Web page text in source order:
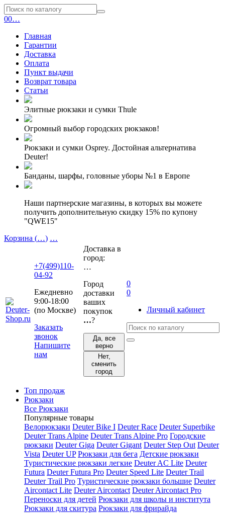
00…
Главная
Гарантии
Доставка
Оплата
Пункт выдачи
Возврат товара
Статьи
Элитные рюкзаки и сумки Thule
Огромный выбор городских рюкзаков!
Рюкзаки и сумки Osprey. Достойная альтернатива
Deuter!
Банданы, шарфы, головные уборы №1 в Европе
Наши партнерские магазины, в которых вы можете
получить дополнительную скидку 15% по купону
"QWE15"
Корзина (…) …
+7(499)110-
04-92
Ежедневно
9:00-18:00
(по Москве)
Заказать
звонок
Напишите
нам
Доставка в
город:
…
Город
доставки
ваших
покупок
…?
Да, все
верно
Нет,
сменить
город
0
0
Личный кабинет
Топ продаж
Рюкзаки
Все Рюкзаки
Популярные товары
Велорюкзаки Deuter Bike I Deuter Race Deuter Superbike
Deuter Trans Alpine Deuter Trans Alpine Pro Городские
рюкзаки Deuter Giga Deuter Gigant Deuter Step Out Deuter
Vista Deuter UP Рюкзаки для бега Детские рюкзаки
Туристические рюкзаки легкие Deuter AС Lite Deuter
Futura Deuter Futura Pro Deuter Speed Lite Deuter Trail
Deuter Trail Pro Туристические рюкзаки большие Deuter
Aircontact Lite Deuter Aircontact Deuter Aircontact Pro
Переноски для детей Рюкзаки для школы и института
Рюкзаки для скитура Рюкзаки для фрирайда